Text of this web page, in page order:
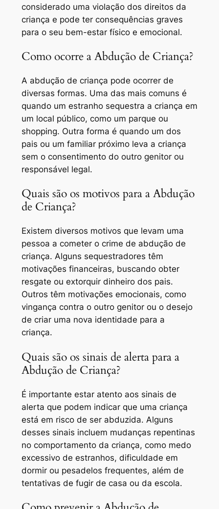
considerado uma violação dos direitos da
criança e pode ter consequências graves
para o seu bem-estar físico e emocional.
Como ocorre a Abdução de Criança?
A abdução de criança pode ocorrer de
diversas formas. Uma das mais comuns é
quando um estranho sequestra a criança em
um local público, como um parque ou
shopping. Outra forma é quando um dos
pais ou um familiar próximo leva a criança
sem o consentimento do outro genitor ou
responsável legal.
Quais são os motivos para a Abdução
de Criança?
Existem diversos motivos que levam uma
pessoa a cometer o crime de abdução de
criança. Alguns sequestradores têm
motivações financeiras, buscando obter
resgate ou extorquir dinheiro dos pais.
Outros têm motivações emocionais, como
vingança contra o outro genitor ou o desejo
de criar uma nova identidade para a
criança.
Quais são os sinais de alerta para a
Abdução de Criança?
É importante estar atento aos sinais de
alerta que podem indicar que uma criança
está em risco de ser abduzida. Alguns
desses sinais incluem mudanças repentinas
no comportamento da criança, como medo
excessivo de estranhos, dificuldade em
dormir ou pesadelos frequentes, além de
tentativas de fugir de casa ou da escola.